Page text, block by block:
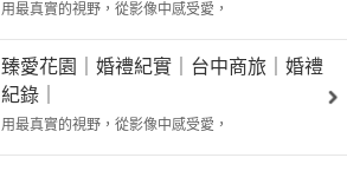
用最真實的視野，從影像中感受愛，
臻愛花園｜婚禮紀實｜台中商旅｜婚禮
紀錄｜
用最真實的視野，從影像中感受愛，